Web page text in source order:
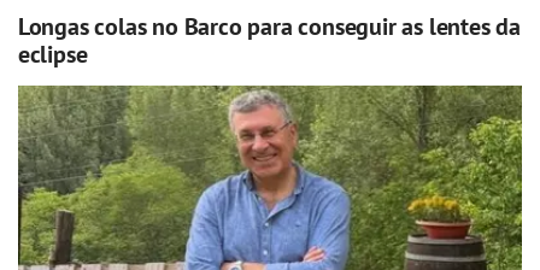
Longas colas no Barco para conseguir as lentes da
eclipse